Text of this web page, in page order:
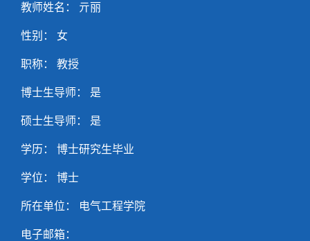
教师姓名： 亓丽
性别： 女
职称： 教授
博士生导师： 是
硕士生导师： 是
学历： 博士研究生毕业
学位： 博士
所在单位： 电气工程学院
电子邮箱：